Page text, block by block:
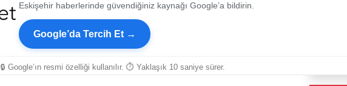
Eskişehir haberlerinde güvendiğiniz kaynağı Google’a bildirin.
Google’da Tercih Et →
🔒 Google’ın resmi özelliği kullanılır. ⏱ Yaklaşık 10 saniye sürer.